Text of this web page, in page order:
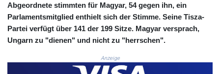
DKK 7.475355
DOP 67.221459
DZD 153.497698
EGP 57.432011
ETB 186.038334
FJD 2.553967
Abgeordnete stimmten für Magyar, 54 gegen ihn, ein
Parlamentsmitglied enthielt sich der Stimme. Seine Tisza-
Partei verfügt über 141 der 199 Sitze. Magyar versprach,
Ungarn zu "dienen" und nicht zu "herrschen".
Anzeige